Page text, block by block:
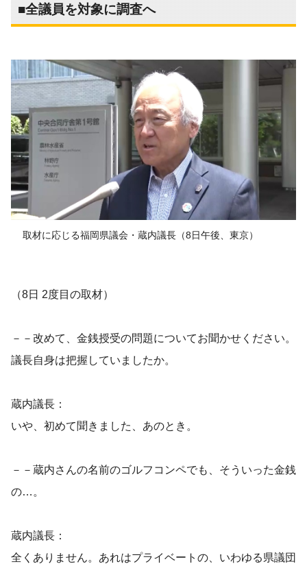
■全議員を対象に調査へ
取材に応じる福岡県議会・蔵内議長（8日午後、東京）
（8日 2度目の取材）
－－改めて、金銭授受の問題についてお聞かせください。
議長自身は把握していましたか。
蔵内議長：
いや、初めて聞きました、あのとき。
－－蔵内さんの名前のゴルフコンペでも、そういった金銭
の…。
蔵内議長：
全くありません。あれはプライベートの、いわゆる県議団